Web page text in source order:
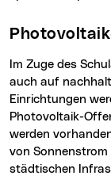
auch auf
Einrichtungen
Photovoltaik-
werden
von
städtischen